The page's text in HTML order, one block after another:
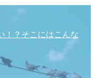
！？そこにはこんな